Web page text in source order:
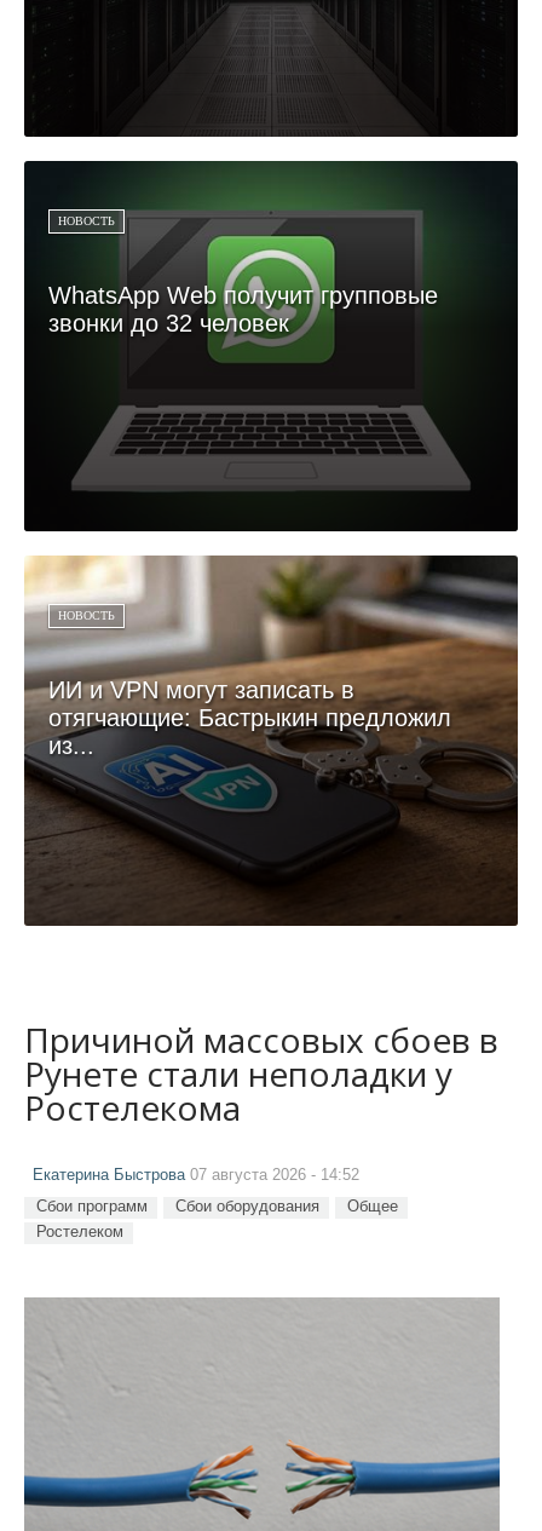
НОВОСТЬ
WhatsApp Web получит групповые
звонки до 32 человек
НОВОСТЬ
ИИ и VPN могут записать в
отягчающие: Бастрыкин предложил
из...
Причиной массовых сбоев в
Рунете стали неполадки у
Ростелекома
Екатерина Быстрова07 августа 2026 - 14:52
Сбои программ Сбои оборудования
Общее
Ростелеком